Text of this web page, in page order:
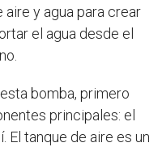
y agua para crear
el agua desde el
bomba, primero
principales: el
El tanque de aire es un